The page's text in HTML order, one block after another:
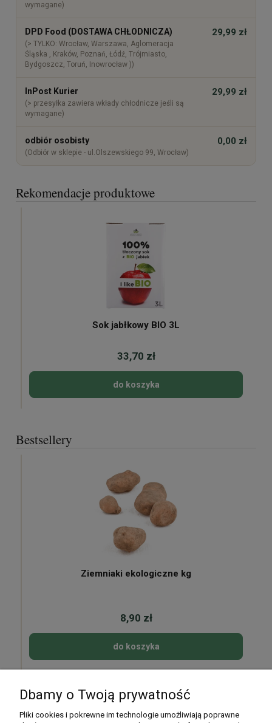
wymagane)
DPD Food (DOSTAWA CHŁODNICZA)
(> TYLKO: Wrocław, Warszawa, Aglomeracja
Śląska , Kraków, Poznań, Łódź, Trójmiasto,
Bydgoszcz, Toruń, Inowrocław ))
29,99 zł
InPost Kurier
(> przesyłka zawiera wkłady chłodnicze jeśli są
wymagane)
29,99 zł
odbiór osobisty
(Odbiór w sklepie - ul.Olszewskiego 99, Wrocław)
0,00 zł
Rekomendacje produktowe
Sok jabłkowy BIO 3L
33,70 zł
do koszyka
Bestsellery
Ziemniaki ekologiczne kg
8,90 zł
do koszyka
Dbamy o Twoją prywatność
Pliki cookies i pokrewne im technologie umożliwiają poprawne